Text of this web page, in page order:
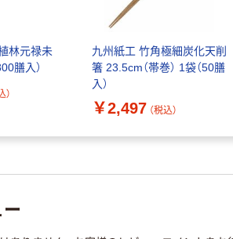
林元禄未
膳入）
）
九州紙工 竹角極細炭化天削
箸 23.5cm（帯巻） 1袋（50膳
入）
￥2,497 （税込）